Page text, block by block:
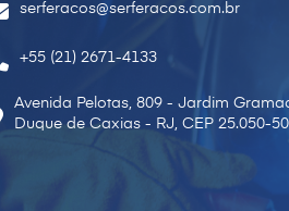
serferacos@serferacos.com.br
+55 (21) 2671-4133
Avenida Pelotas, 809 - Jardim
Duque de Caxias - RJ, CEP 25.050-